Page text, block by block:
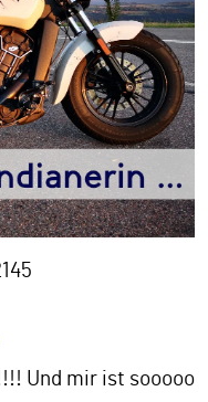
Und mir ist sooooo